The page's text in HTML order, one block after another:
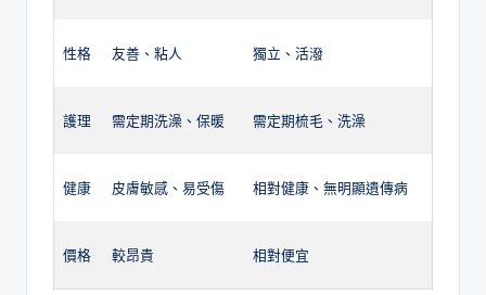
性格 友善、粘人 獨立、活潑
護理 需定期洗澡、保暖 需定期梳毛、洗澡
健康 皮膚敏感、易受傷 相對健康、無明顯遺傳病
價格 較昂貴 相對便宜